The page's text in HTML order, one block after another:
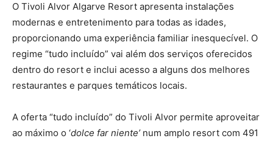
O Tivoli Alvor Algarve Resort apresenta instalações
modernas e entretenimento para todas as idades,
proporcionando uma experiência familiar inesquecível. O
regime “tudo incluído” vai além dos serviços oferecidos
dentro do resort e inclui acesso a alguns dos melhores
restaurantes e parques temáticos locais.
A oferta “tudo incluído” do Tivoli Alvor permite aproveitar
ao máximo o ‘dolce far niente’num amplo resort com 491